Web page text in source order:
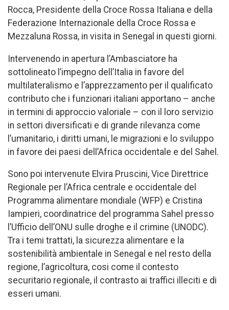
Rocca, Presidente della Croce Rossa Italiana e della
Federazione Internazionale della Croce Rossa e
Mezzaluna Rossa, in visita in Senegal in questi giorni.
Intervenendo in apertura l’Ambasciatore ha
sottolineato l’impegno dell’Italia in favore del
multilateralismo e l’apprezzamento per il qualificato
contributo che i funzionari italiani apportano – anche
in termini di approccio valoriale – con il loro servizio
in settori diversificati e di grande rilevanza come
l’umanitario, i diritti umani, le migrazioni e lo sviluppo
in favore dei paesi dell’Africa occidentale e del Sahel.
Sono poi intervenute Elvira Pruscini, Vice Direttrice
Regionale per l’Africa centrale e occidentale del
Programma alimentare mondiale (WFP) e Cristina
Iampieri, coordinatrice del programma Sahel presso
l’Ufficio dell’ONU sulle droghe e il crimine (UNODC).
Tra i temi trattati, la sicurezza alimentare e la
sostenibilità ambientale in Senegal e nel resto della
regione, l’agricoltura, cosi come il contesto
securitario regionale, il contrasto ai traffici illeciti e di
esseri umani.